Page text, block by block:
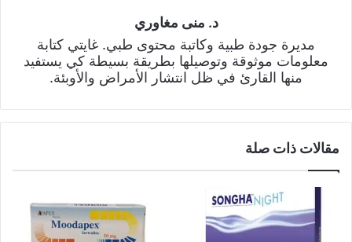
د. منى مغاوري
مديرة جودة طبية وكاتبة محتوى طبي. غايتي كتابة
معلومات موثوقة وتوصيلها بطريقة بسيطة كي يستفيد
منها القارئ في ظل انتشار الأمراض والأوبئة.
مقالات ذات صلة